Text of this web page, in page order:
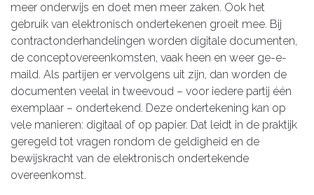
meer onderwijs en doet men meer zaken. Ook het
gebruik van elektronisch ondertekenen groeit mee. Bij
contractonderhandelingen worden digitale documenten,
de conceptovereenkomsten, vaak heen en weer ge-e-
maild. Als partijen er vervolgens uit zijn, dan worden de
documenten veelal in tweevoud – voor iedere partij één
exemplaar – ondertekend. Deze ondertekening kan op
vele manieren: digitaal of op papier. Dat leidt in de praktijk
geregeld tot vragen rondom de geldigheid en de
bewijskracht van de elektronisch ondertekende
overeenkomst.